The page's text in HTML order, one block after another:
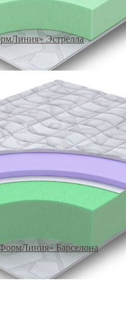
Эстрелла
Барселона